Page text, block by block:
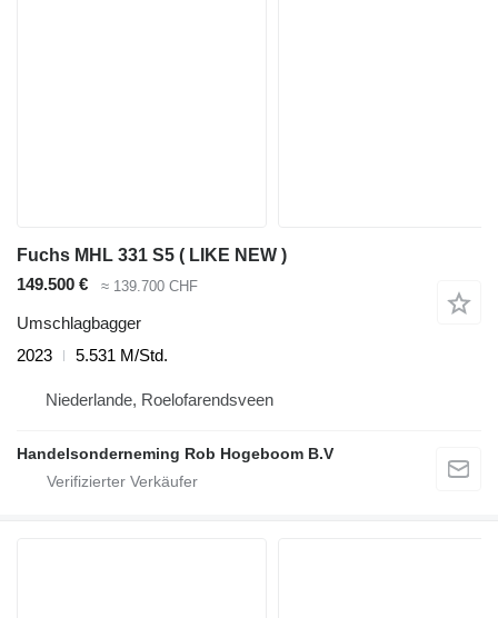
Fuchs MHL 331 S5 ( LIKE NEW )
149.500 €
≈ 139.700 CHF
Umschlagbagger
2023
5.531 M/Std.
Niederlande, Roelofarendsveen
Handelsonderneming Rob Hogeboom B.V